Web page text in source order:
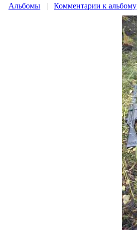
Альбомы | Комментарии к альбому